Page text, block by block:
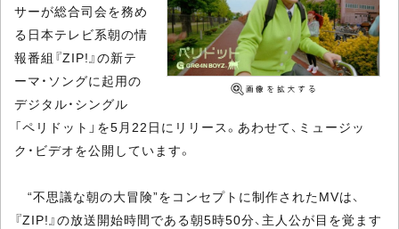
サーが総合司会を務め
る日本テレビ系朝の情
報番組『ZIP!』の新テ
ーマ・ソングに起用の
デジタル・シングル
「ペリドット」を5月22日にリリース。あわせて、ミュージッ
ク・ビデオを公開しています。
“不思議な朝の大冒険”をコンセプトに制作されたMVは、
『ZIP!』の放送開始時間である朝5時50分、主人公が目を覚ます